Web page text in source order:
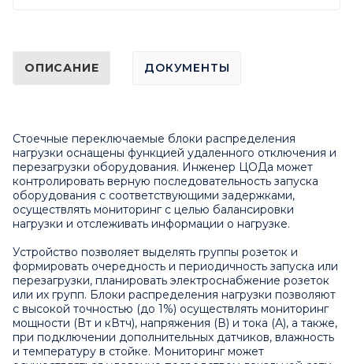
ОПИСАНИЕ ДОКУМЕНТЫ
Стоечные переключаемые блоки распределения
нагрузки оснащены функцией удаленного отключения и
перезагрузки оборудования. Инженер ЦОДа может
контролировать верную последовательность запуска
оборудования с соответствующими задержками,
осуществлять мониторинг с целью балансировки
нагрузки и отслеживать информации о нагрузке.
Устройство позволяет выделять группы розеток и
формировать очередность и периодичность запуска или
перезагрузки, планировать электроснабжение розеток
или их групп. Блоки распределения нагрузки позволяют
с высокой точностью (до 1%) осуществлять мониторинг
мощности (Вт и кВтч), напряжения (В) и тока (А), а также,
при подключении дополнительных датчиков, влажность
и температуру в стойке. Мониторинг может